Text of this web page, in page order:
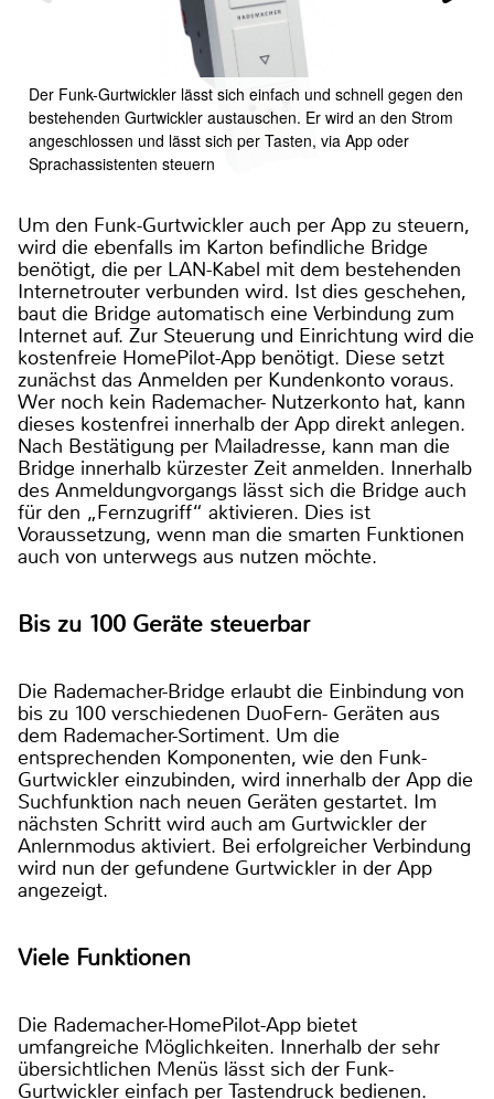
Der Funk-Gurtwickler lässt sich einfach und schnell gegen den
bestehenden Gurtwickler austauschen. Er wird an den Strom
angeschlossen und lässt sich per Tasten, via App oder
Sprachassistenten steuern
Um den Funk-Gurtwickler auch per App zu steuern,
wird die ebenfalls im Karton befindliche Bridge
benötigt, die per LAN-Kabel mit dem bestehenden
Internetrouter verbunden wird. Ist dies geschehen,
baut die Bridge automatisch eine Verbindung zum
Internet auf. Zur Steuerung und Einrichtung wird die
kostenfreie HomePilot-App benötigt. Diese setzt
zunächst das Anmelden per Kundenkonto voraus.
Wer noch kein Rademacher- Nutzerkonto hat, kann
dieses kostenfrei innerhalb der App direkt anlegen.
Nach Bestätigung per Mailadresse, kann man die
Bridge innerhalb kürzester Zeit anmelden. Innerhalb
des Anmeldungvorgangs lässt sich die Bridge auch
für den „Fernzugriff“ aktivieren. Dies ist
Voraussetzung, wenn man die smarten Funktionen
auch von unterwegs aus nutzen möchte.
Bis zu 100 Geräte steuerbar
Die Rademacher-Bridge erlaubt die Einbindung von
bis zu 100 verschiedenen DuoFern- Geräten aus
dem Rademacher-Sortiment. Um die
entsprechenden Komponenten, wie den Funk-
Gurtwickler einzubinden, wird innerhalb der App die
Suchfunktion nach neuen Geräten gestartet. Im
nächsten Schritt wird auch am Gurtwickler der
Anlernmodus aktiviert. Bei erfolgreicher Verbindung
wird nun der gefundene Gurtwickler in der App
angezeigt.
Viele Funktionen
Die Rademacher-HomePilot-App bietet
umfangreiche Möglichkeiten. Innerhalb der sehr
übersichtlichen Menüs lässt sich der Funk-
Gurtwickler einfach per Tastendruck bedienen.